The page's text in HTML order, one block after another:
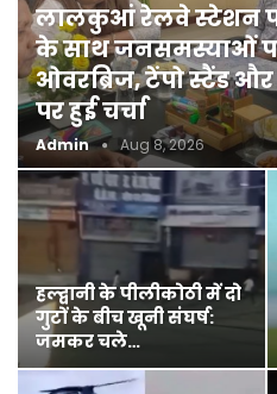
लालकुआं रेलवे स्टेशन पर
के साथ जनसमस्याओं पर
ओवरब्रिज, टेंपो स्टैंड
पर हुई चर्चा
Admin Aug 8, 2026
हल्द्वानी के पीलीकोठी में दो
गुटों के बीच खूनी संघर्ष:
जमकर चले…